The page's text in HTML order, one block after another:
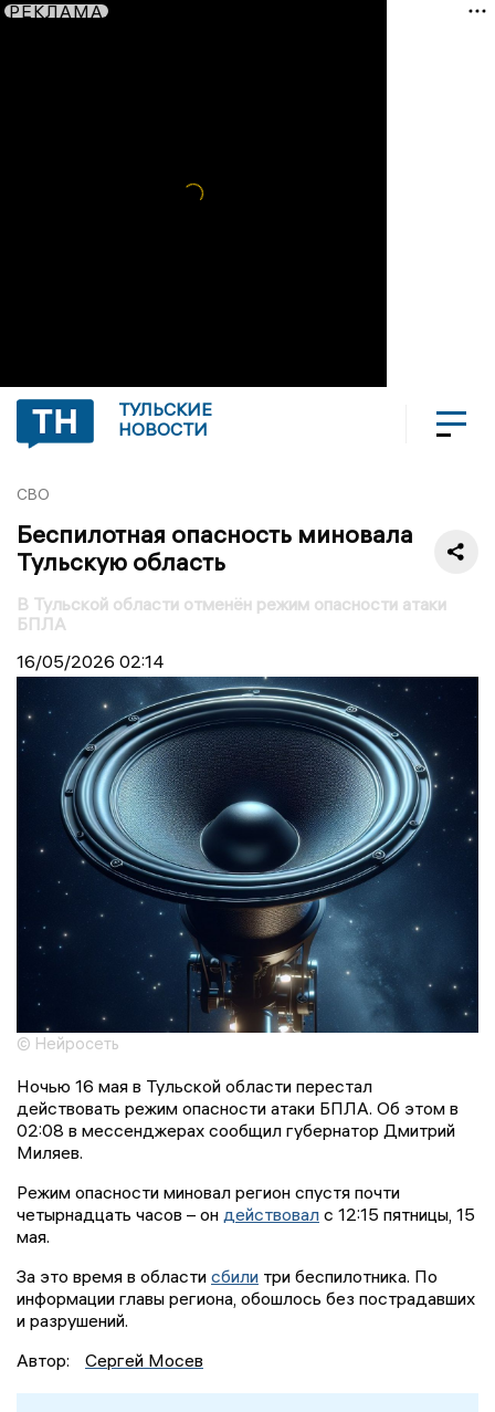
РЕКЛАМА
ТУЛЬСКИЕ
НОВОСТИ
СВО
Беспилотная опасность миновала
Тульскую область
В Тульской области отменён режим опасности атаки
БПЛА
16/05/2026 02:14
© Нейросеть
Ночью 16 мая в Тульской области перестал
действовать режим опасности атаки БПЛА. Об этом в
02:08 в мессенджерах сообщил губернатор Дмитрий
Миляев.
Режим опасности миновал регион спустя почти
четырнадцать часов – он действовал с 12:15 пятницы, 15
мая.
За это время в области сбили три беспилотника. По
информации главы региона, обошлось без пострадавших
и разрушений.
Автор:
Сергей Мосев